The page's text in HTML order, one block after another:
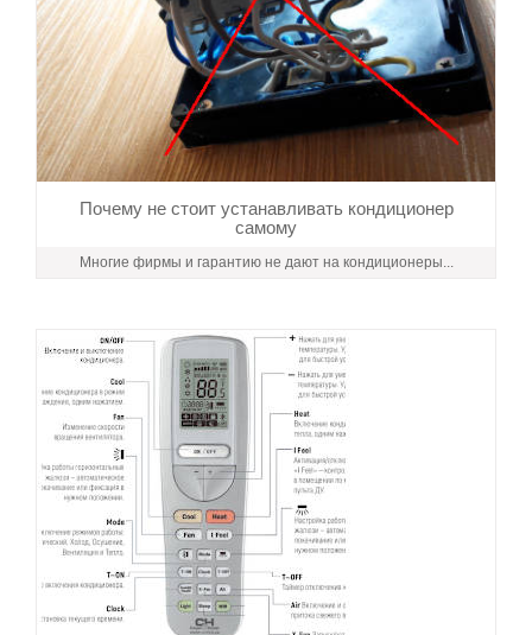
Почему не стоит устанавливать кондиционер
самому
Многие фирмы и гарантию не дают на кондиционеры...